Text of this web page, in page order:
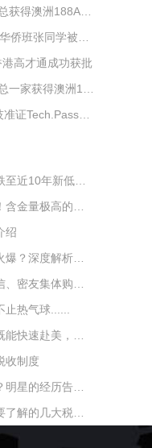
高才通成功获批
绍
热气球......
收制度